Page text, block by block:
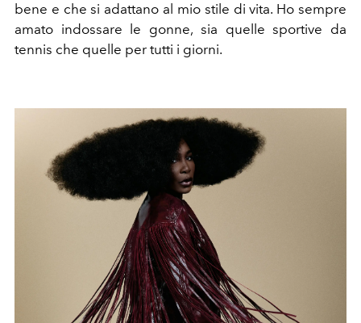
bene e che si adattano al mio stile di vita. Ho sempre
amato indossare le gonne, sia quelle sportive da
tennis che quelle per tutti i giorni.